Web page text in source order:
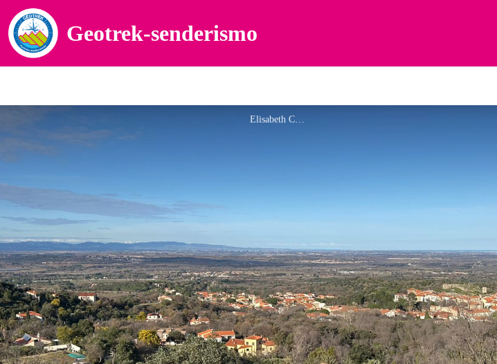
Geotrek-senderismo
Elisabeth Coste